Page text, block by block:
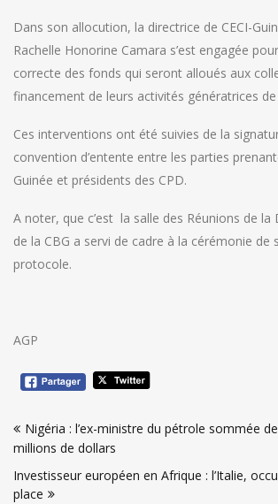
Dans son allocution, la directrice de CECI-
Rachelle Honorine Camara s’est engagée
correcte des fonds qui seront alloués aux
financement de leurs activités génératrices de
Ces interventions ont été suivies de la
convention d’entente entre les parties
Guinée et présidents des CPD.
A noter, que c’est la salle des Réunions de la
de la CBG a servi de cadre à la cérémonie de
protocole.
AGP
de
l’article
Nigéria : l’ex-ministre du pétrole sommée
millions de dollars
Investisseur européen en Afrique : l’Italie,
place